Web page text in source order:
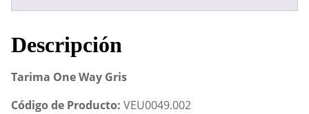
Descripción
Tarima One Way Gris
Código de Producto: VEU0049.002